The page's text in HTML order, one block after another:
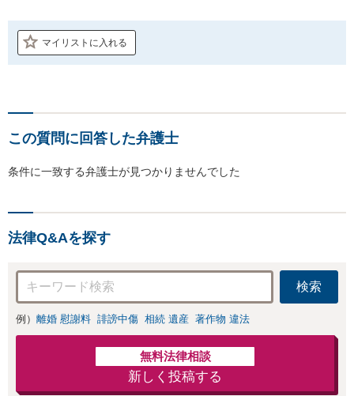
マイリストに入れる
この質問に回答した弁護士
条件に一致する弁護士が見つかりませんでした
法律Q&Aを探す
検索
例） 離婚 慰謝料 誹謗中傷 相続 遺産 著作物 違法
無料法律相談
新しく投稿する